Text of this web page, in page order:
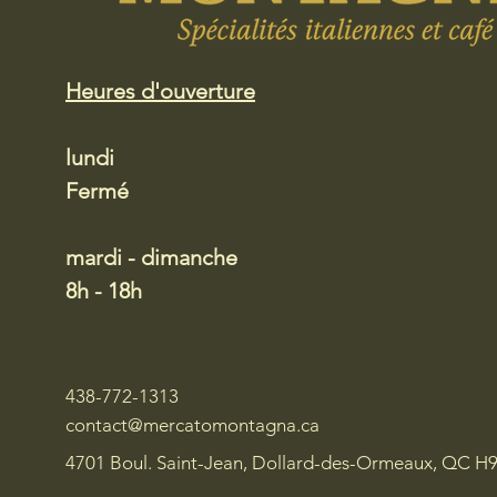
Heures d'ouverture
lundi
Fermé
mardi - dimanche
8h - 18h
438-772-1313
contact@mercatomontagna.ca
4701 Boul. Saint-Jean, Dollard-des-Ormeaux, QC